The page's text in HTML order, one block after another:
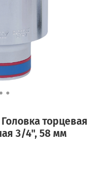
Головка торцевая
3/4", 58 мм